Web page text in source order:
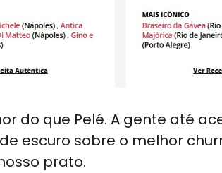
do que Pelé. A gente até
escuro sobre o melhor
prato.